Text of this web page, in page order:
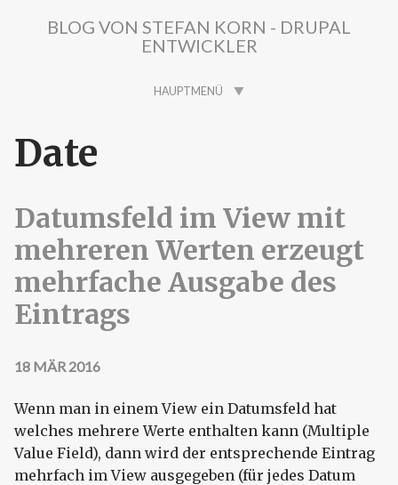
BLOG VON STEFAN KORN - DRUPAL
ENTWICKLER
HAUPTMENÜ
Date
Datumsfeld im View mit
mehreren Werten erzeugt
mehrfache Ausgabe des
Eintrags
18 MÄR 2016
Wenn man in einem View ein Datumsfeld hat
welches mehrere Werte enthalten kann (Multiple
Value Field), dann wird der entsprechende Eintrag
mehrfach im View ausgegeben (für jedes Datum